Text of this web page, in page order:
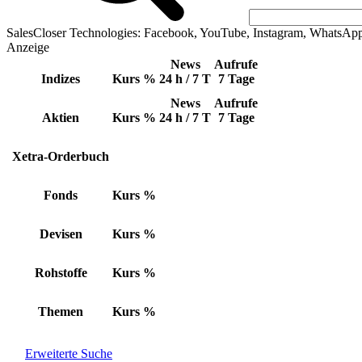
SalesCloser Technologies: Facebook, YouTube, Instagram,
Anzeige
Indizes Kurs %
News
24 h / 7 T
Aufrufe
7 Tage
Aktien Kurs %
News
24 h / 7 T
Aufrufe
7 Tage
Xetra-Orderbuch
Fonds Kurs %
Devisen Kurs %
Rohstoffe Kurs %
Themen Kurs %
Erweiterte Suche